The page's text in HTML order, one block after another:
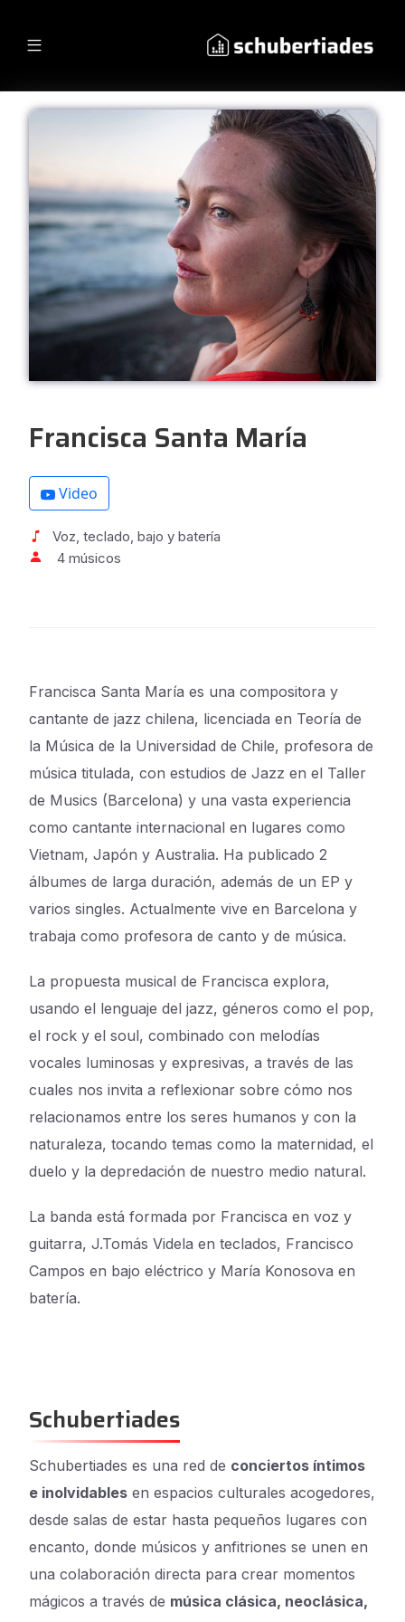
Francisca Santa María
Video
Voz, teclado, bajo y batería
4 músicos
Francisca Santa María es una compositora y
cantante de jazz chilena, licenciada en Teoría de
la Música de la Universidad de Chile, profesora de
música titulada, con estudios de Jazz en el Taller
de Musics (Barcelona) y una vasta experiencia
como cantante internacional en lugares como
Vietnam, Japón y Australia. Ha publicado 2
álbumes de larga duración, además de un EP y
varios singles. Actualmente vive en Barcelona y
trabaja como profesora de canto y de música.
La propuesta musical de Francisca explora,
usando el lenguaje del jazz, géneros como el pop,
el rock y el soul, combinado con melodías
vocales luminosas y expresivas, a través de las
cuales nos invita a reflexionar sobre cómo nos
relacionamos entre los seres humanos y con la
naturaleza, tocando temas como la maternidad, el
duelo y la depredación de nuestro medio natural.
La banda está formada por Francisca en voz y
guitarra, J.Tomás Videla en teclados, Francisco
Campos en bajo eléctrico y María Konosova en
batería.
Schubertiades
Schubertiades es una red de conciertos íntimos
e inolvidables en espacios culturales acogedores,
desde salas de estar hasta pequeños lugares con
encanto, donde músicos y anfitriones se unen en
una colaboración directa para crear momentos
mágicos a través de música clásica, neoclásica,